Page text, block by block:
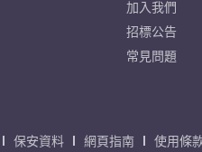
加入我們
招標公告
常見問題
保安資料 網頁指南 使用條